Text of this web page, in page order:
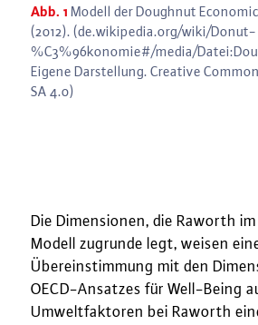
Abb. 1 Modell der Doughnut
(2012). (de.wikipedia.org/wiki/Donut-
%C3%96konomie#/media/
Eigene Darstellung. Creative
SA 4.0)
Die Dimensionen, die Raworth
Modell zugrunde legt, weisen
Übereinstimmung mit den
OECD-Ansatzes für Well-Being
Umweltfaktoren bei Raworth